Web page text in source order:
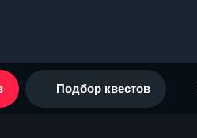
Подбор квестов